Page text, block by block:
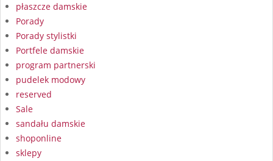
płaszcze damskie
Porady
Porady stylistki
Portfele damskie
program partnerski
pudelek modowy
reserved
Sale
sandału damskie
shoponline
sklepy